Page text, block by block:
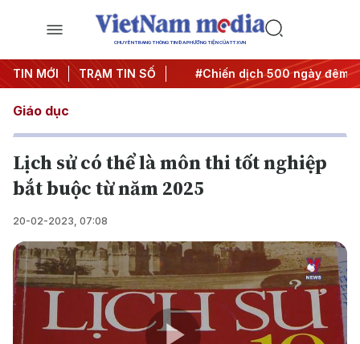
CHUYÊN TRANG THÔNG TIN ĐA PHƯƠNG TIỆN CỦA TTXVN
TIN MỚI TRẠM TIN SỐ
quyết thành hành động #Chiến dịch 500 ngày đêm
Giáo dục
Lịch sử có thể là môn thi tốt nghiệp
bắt buộc từ năm 2025
20-02-2023, 07:08